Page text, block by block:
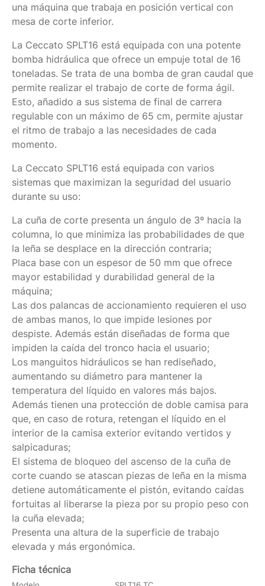
una máquina que trabaja en posición vertical con
mesa de corte inferior.
La Ceccato SPLT16 está equipada con una potente
bomba hidráulica que ofrece un empuje total de 16
toneladas. Se trata de una bomba de gran caudal que
permite realizar el trabajo de corte de forma ágil.
Esto, añadido a sus sistema de final de carrera
regulable con un máximo de 65 cm, permite ajustar
el ritmo de trabajo a las necesidades de cada
momento.
La Ceccato SPLT16 está equipada con varios
sistemas que maximizan la seguridad del usuario
durante su uso:
La cuña de corte presenta un ángulo de 3º hacia la
columna, lo que minimiza las probabilidades de que
la leña se desplace en la dirección contraria;
Placa base con un espesor de 50 mm que ofrece
mayor estabilidad y durabilidad general de la
máquina;
Las dos palancas de accionamiento requieren el uso
de ambas manos, lo que impide lesiones por
despiste. Además están diseñadas de forma que
impiden la caída del tronco hacia el usuario;
Los manguitos hidráulicos se han rediseñado,
aumentando su diámetro para mantener la
temperatura del líquido en valores más bajos.
Además tienen una protección de doble camisa para
que, en caso de rotura, retengan el líquido en el
interior de la camisa exterior evitando vertidos y
salpicaduras;
El sistema de bloqueo del ascenso de la cuña de
corte cuando se atascan piezas de leña en la misma
detiene automáticamente el pistón, evitando caídas
fortuitas al liberarse la pieza por su propio peso con
la cuña elevada;
Presenta una altura de la superficie de trabajo
elevada y más ergonómica.
Ficha técnica